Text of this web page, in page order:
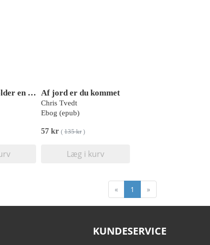
Den som forvolder en andens død Af jord er du kommet
Chris Tvedt
Ebog (epub)
57 kr ( 135 kr)
Læg i kurv
« 1 »
KUNDESERVICE